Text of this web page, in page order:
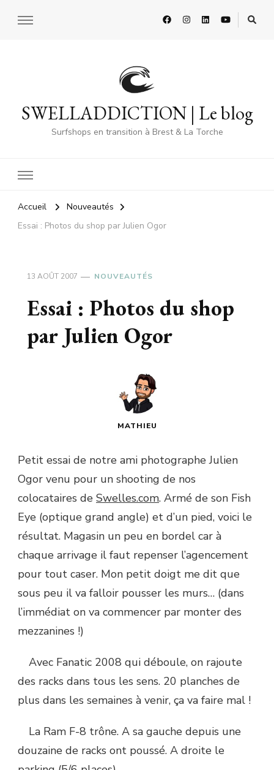
SWELLADDICTION | Le blog
Surfshops en transition à Brest & La Torche
Accueil
Nouveautés
Essai : Photos du shop par Julien Ogor
13 AOÛT 2007 NOUVEAUTÉS
Essai : Photos du shop
par Julien Ogor
MATHIEU
Petit essai de notre ami photographe Julien
Ogor venu pour un shooting de nos
colocataires de Swelles.com. Armé de son Fish
Eye (optique grand angle) et d’un pied, voici le
résultat. Magasin un peu en bordel car à
chaque arrivage il faut repenser l’agencement
pour tout caser. Mon petit doigt me dit que
sous peu il va falloir pousser les murs… (dans
l’immédiat on va commencer par monter des
mezzanines !)
Avec Fanatic 2008 qui déboule, on rajoute
des racks dans tous les sens. 20 planches de
plus dans les semaines à venir, ça va faire mal !
La Ram F-8 trône. A sa gauche depuis une
douzaine de racks ont poussé. A droite le